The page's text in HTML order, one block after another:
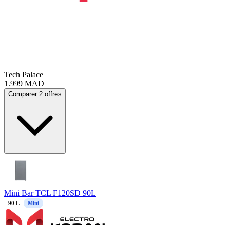
Tech Palace
1.999 MAD
Comparer 2 offres
Mini Bar TCL F120SD 90L
90 L Mini